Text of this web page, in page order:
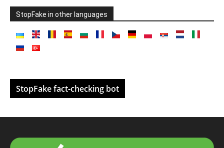
StopFake in other languages
StopFake fact-checking bot